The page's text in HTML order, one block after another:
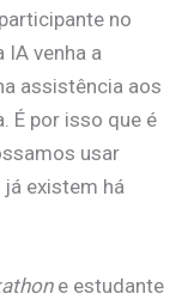
no
IA venha a
assistência aos
É por isso que é
usar
existem há
e estudante